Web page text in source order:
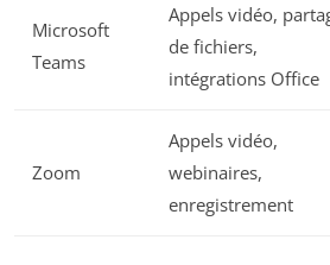
Microsoft
Teams
Appels vidéo,
de fichiers,
intégrations Office
Zoom
Appels vidéo,
webinaires,
enregistrement